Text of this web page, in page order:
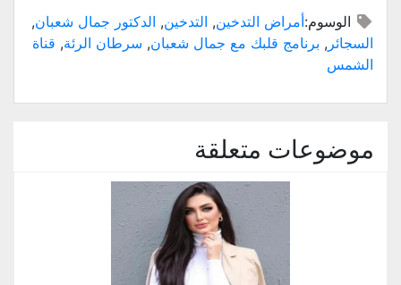
أمراض التدخين,التدخين,الدكتور جمال شعبان ,
برنامج قلبك مع جمال شعبان ,سرطان الرئة,قناة
متعلقة